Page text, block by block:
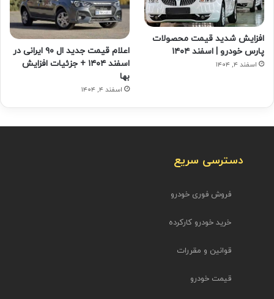
افزایش شدید قیمت محصولات
پارس خودرو | اسفند ۱۴۰۴
اسفند ۴, ۱۴۰۴
اعلام قیمت جدید ال ۹۰ ایرانی در
اسفند ۱۴۰۴ + جزئیات افزایش
بها
اسفند ۴, ۱۴۰۴
دسترسی سریع
فروش فوری خودرو
خرید خودرو کارکرده
قوانین و مقررات
قیمت خودرو